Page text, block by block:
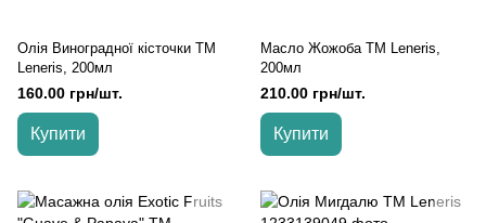
Олія Виноградної кісточки TM
Leneris, 200мл
160.00 грн/шт.
Купити
Масло Жожоба TM Leneris,
200мл
210.00 грн/шт.
Купити